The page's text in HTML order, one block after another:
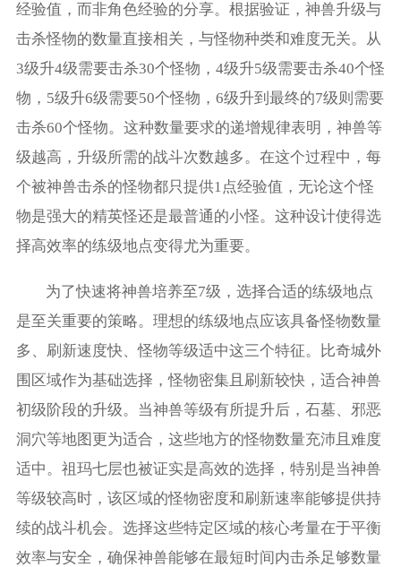
经验值，而非角色经验的分享。根据验证，神兽升级与
击杀怪物的数量直接相关，与怪物种类和难度无关。从
3级升4级需要击杀30个怪物，4级升5级需要击杀40个怪
物，5级升6级需要50个怪物，6级升到最终的7级则需要
击杀60个怪物。这种数量要求的递增规律表明，神兽等
级越高，升级所需的战斗次数越多。在这个过程中，每
个被神兽击杀的怪物都只提供1点经验值，无论这个怪
物是强大的精英怪还是最普通的小怪。这种设计使得选
择高效率的练级地点变得尤为重要。
为了快速将神兽培养至7级，选择合适的练级地点
是至关重要的策略。理想的练级地点应该具备怪物数量
多、刷新速度快、怪物等级适中这三个特征。比奇城外
围区域作为基础选择，怪物密集且刷新较快，适合神兽
初级阶段的升级。当神兽等级有所提升后，石墓、邪恶
洞穴等地图更为适合，这些地方的怪物数量充沛且难度
适中。祖玛七层也被证实是高效的选择，特别是当神兽
等级较高时，该区域的怪物密度和刷新速率能够提供持
续的战斗机会。选择这些特定区域的核心考量在于平衡
效率与安全，确保神兽能够在最短时间内击杀足够数量